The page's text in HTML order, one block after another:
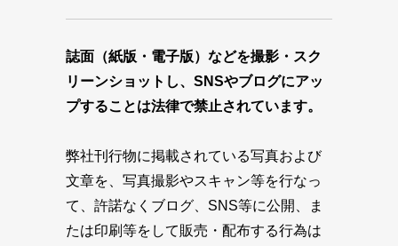
誌面（紙版・電子版）などを撮影・スク
リーンショットし、SNSやブログにアッ
プすることは法律で禁止されています。
弊社刊行物に掲載されている写真および
文章を、写真撮影やスキャン等を行なっ
て、許諾なくブログ、SNS等に公開、ま
たは印刷等をして販売・配布する行為は